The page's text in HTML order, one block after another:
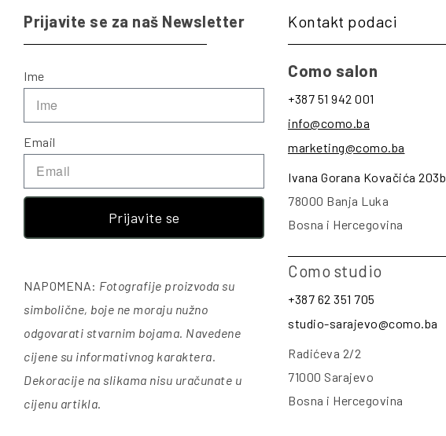
Prijavite se za naš Newsletter
Ime
Email
Prijavite se
NAPOMENA: Fotografije proizvoda su
simbolične, boje ne moraju nužno
odgovarati stvarnim bojama. Navedene
cijene su informativnog karaktera.
Dekoracije na slikama nisu uračunate u
cijenu artikla.
Kontakt podaci
Como salon
+387 51 942 001
info@como.ba
marketing@como.ba
Ivana Gorana Kovačića 203b
78000 Banja Luka
Bosna i Hercegovina
Como studio
+387 62 351 705
studio-sarajevo@como.ba
Radićeva 2/2
71000 Sarajevo
Bosna i Hercegovina